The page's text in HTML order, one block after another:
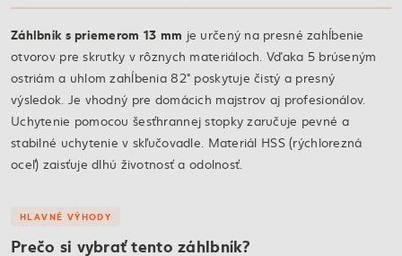
Záhlbník s priemerom 13 mm je určený na presné zahĺbenie
otvorov pre skrutky v rôznych materiáloch. Vďaka 5 brúseným
ostriám a uhlom zahĺbenia 82° poskytuje čistý a presný
výsledok. Je vhodný pre domácich majstrov aj profesionálov.
Uchytenie pomocou šesťhrannej stopky zaručuje pevné a
stabilné uchytenie v skľučovadle. Materiál HSS (rýchlorezná
oceľ) zaisťuje dlhú životnosť a odolnosť.
HLAVNÉ VÝHODY
Prečo si vybrať tento záhlbník?